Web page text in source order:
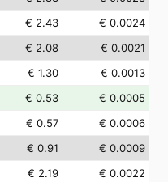
€ 2.43
€ 0.0024
€ 2.08
€ 0.0021
€ 1.30
€ 0.0013
€ 0.53
€ 0.0005
€ 0.57
€ 0.0006
€ 0.91
€ 0.0009
€ 2.19
€ 0.0022